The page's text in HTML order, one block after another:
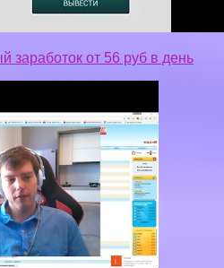
от 56 руб в день